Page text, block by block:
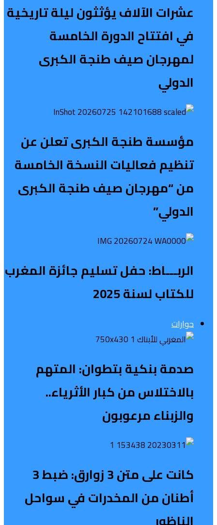
عشرات الآلاف يؤثثون ليلة تاريخية
في افتتاح الدورة الخامسة
لمهرجان صيف طنجة الكبرى
الدولي
مؤسسة طنجة الكبرى تعلن عن
تنظيم فعاليات النسخة الخامسة
من “مهرجان صيف طنجة الكبرى
الدولي”
الربـــاط: حفل تسليم جائزة المغرب
للكتاب لسنة 2025
حوارات
صدمة بنكية بتطوان: المتهم
بالاختلاس من كبار الأثرياء..
والزبناء مرعوبون
كانت على متن 3 زوارق: ضبط 3
أطنان من المخدرات في سواحل